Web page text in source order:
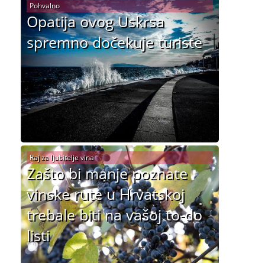
Opatija ovog Uskrsa
spremno dočekuje turiste
Pohvalno
Zašto bi manje poznate
vinske rute u Hrvatskoj
trebale biti na vašoj to-do
listi
Raj za ljubitelje vina